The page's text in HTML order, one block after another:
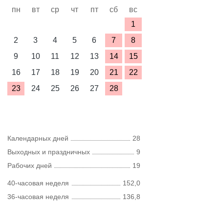
пн вт ср чт пт сб
вс
1
2
3 4 5 6 7
8
9
10 11 12 13 14
15
16
17 18 19 20 21
22
23
24 25 26 27 28
Календарных дней
28
Выходных и праздничных
9
Рабочих дней
19
40-часовая неделя
152,0
36-часовая неделя
136,8